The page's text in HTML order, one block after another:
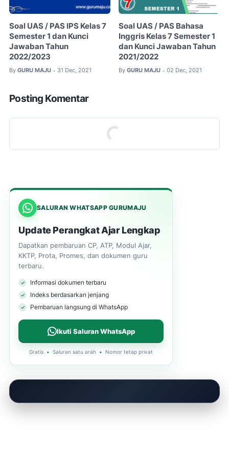
Soal UAS / PAS IPS Kelas 7
Semester 1 dan Kunci
Jawaban Tahun
2022/2023
By GURU MAJU • 31 Dec, 2021
Soal UAS / PAS Bahasa
Inggris Kelas 7 Semester 1
dan Kunci Jawaban Tahun
2021/2022
By GURU MAJU • 02 Dec, 2021
Posting Komentar
SALURAN WHATSAPP GURUMAJU
Update Perangkat Ajar Lengkap
Dapatkan pembaruan CP, ATP, Modul Ajar,
KKTP, Prota, Promes, dan dokumen guru
terbaru.
Informasi dokumen terbaru
Indeks berdasarkan jenjang
Pembaruan langsung di WhatsApp
Ikuti Saluran WhatsApp
Gratis • Saluran satu arah • Nomor tetap privat